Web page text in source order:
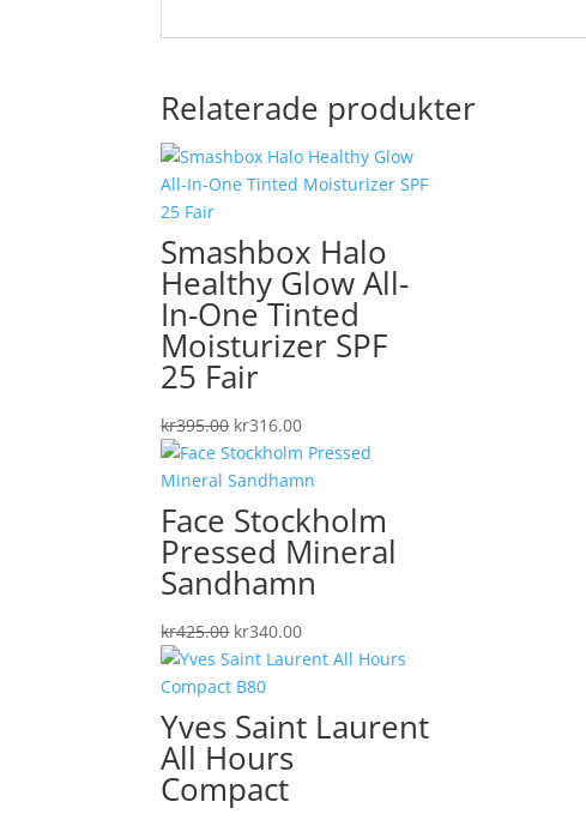
Relaterade produkter
Smashbox Halo
Healthy Glow All-
In-One Tinted
Moisturizer SPF
25 Fair
kr395.00 Det
ursprungliga
priset
var:
kr395.00.
kr316.00Det
nuvarande
priset
är:
kr316.00.
Face Stockholm
Pressed Mineral
Sandhamn
kr425.00 Det
ursprungliga
priset
var:
kr425.00.
kr340.00Det
nuvarande
är:
kr340.00.
Yves Saint Laurent
All Hours
Compact